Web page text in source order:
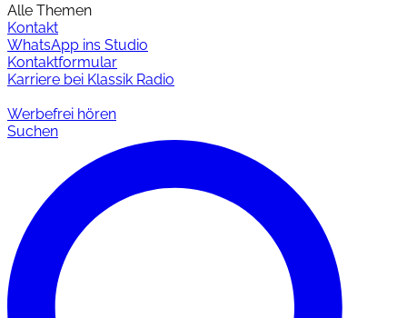
Alle Themen
Kontakt
WhatsApp ins Studio
Kontaktformular
Karriere bei Klassik Radio
Werbefrei hören
Suchen